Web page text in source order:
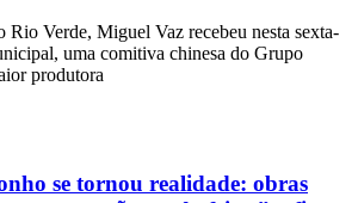
Rio Verde, Miguel Vaz recebeu nesta sexta-
uma comitiva chinesa do Grupo
produtora
se tornou realidade: obras